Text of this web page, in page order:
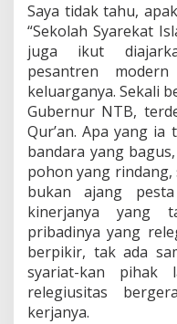
Saya tidak tahu,
“Sekolah Syarekat
juga ikut
pesantren
keluarganya. Sekali
Gubernur NTB,
Qur’an. Apa yang
bandara yang
pohon yang
bukan ajang pesta
kinerjanya yang
pribadinya yang
berpikir, tak ada
syariat-kan pihak
relegiusitas
kerjanya.